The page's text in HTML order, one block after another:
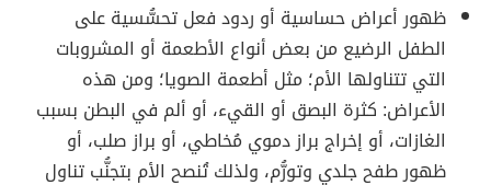
ظهور أعراض حساسية أو ردود فعل تحسُّسية على
الطفل الرضيع من بعض أنواع الأطعمة أو المشروبات
التي تتناولها الأم؛ مثل أطعمة الصويا؛ ومن هذه
الأعراض: كثرة البصق أو القيء، أو ألم في البطن بسبب
الغازات، أو إخراج براز دموي مُخاطي، أو براز صلب، أو
ظهور طفح جلدي وتورُّم، ولذلك تُنصح الأم بتجنُّب تناول